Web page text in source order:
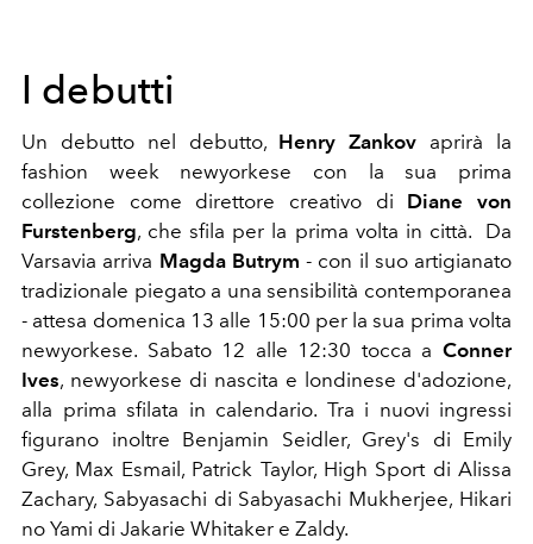
I debutti
Un debutto nel debutto, Henry Zankov aprirà la
fashion week newyorkese con la sua prima
collezione come direttore creativo di Diane von
Furstenberg, che sfila per la prima volta in città. Da
Varsavia arriva Magda Butrym - con il suo artigianato
tradizionale piegato a una sensibilità contemporanea
- attesa domenica 13 alle 15:00 per la sua prima volta
newyorkese. Sabato 12 alle 12:30 tocca a Conner
Ives, newyorkese di nascita e londinese d'adozione,
alla prima sfilata in calendario. Tra i nuovi ingressi
figurano inoltre Benjamin Seidler, Grey's di Emily
Grey, Max Esmail, Patrick Taylor, High Sport di Alissa
Zachary, Sabyasachi di Sabyasachi Mukherjee, Hikari
no Yami di Jakarie Whitaker e Zaldy.